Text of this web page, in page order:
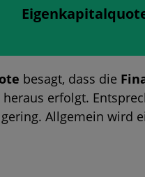
besagt, dass die
heraus erfolgt.
Allgemein wird